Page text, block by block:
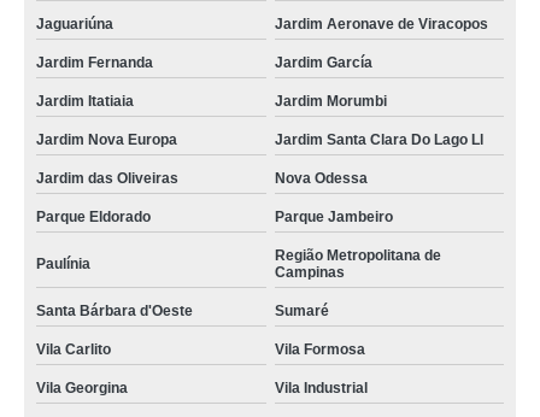
Jaguariúna Jardim Aeronave de Viracopos
Jardim Fernanda Jardim García
Jardim Itatiaia Jardim Morumbi
Jardim Nova Europa Jardim Santa Clara Do Lago Ll
Jardim das Oliveiras Nova Odessa
Parque Eldorado Parque Jambeiro
Paulínia
Região Metropolitana de
Campinas
Santa Bárbara d'Oeste Sumaré
Vila Carlito Vila Formosa
Vila Georgina Vila Industrial